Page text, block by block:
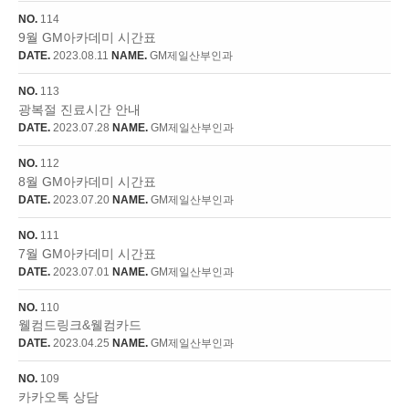
NO. 114
9월 GM아카데미 시간표
DATE. 2023.08.11 NAME. GM제일산부인과
NO. 113
광복절 진료시간 안내
DATE. 2023.07.28 NAME. GM제일산부인과
NO. 112
8월 GM아카데미 시간표
DATE. 2023.07.20 NAME. GM제일산부인과
NO. 111
7월 GM아카데미 시간표
DATE. 2023.07.01 NAME. GM제일산부인과
NO. 110
웰컴드링크&웰컴카드
DATE. 2023.04.25 NAME. GM제일산부인과
NO. 109
카카오톡 상담